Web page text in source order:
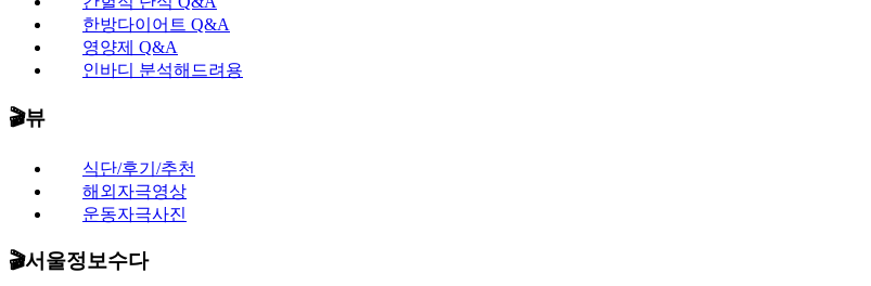
한방다이어트 Q&A
영양제 Q&A
인바디 분석해드려용
🎬뷰
식단/후기/추천
해외자극영상
운동자극사진
🎬서울정보수다​